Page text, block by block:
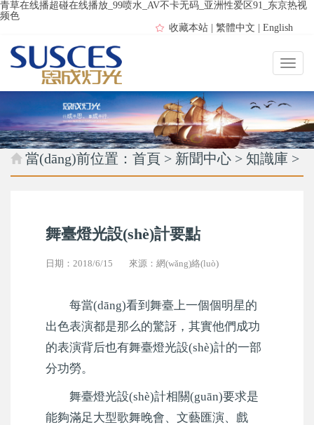
青草在线播超碰在线播放_99喷水_AV不卡无码_亚洲性爱区91_东京热视
频色
收藏本站
繁體中文 English
當(dāng)前位置： 首頁 > 新聞中心 > 知識庫 >
舞臺燈光設(shè)計要點
日期：2018/6/15 來源：網(wǎng)絡(luò)
每當(dāng)看到舞臺上一個個明星的
出色表演都是那么的驚訝，其實他們成功
的表演背后也有舞臺燈光設(shè)計的一部
分功勞。
舞臺燈光設(shè)計相關(guān)要求是
能夠滿足大型歌舞晚會、文藝匯演、戲